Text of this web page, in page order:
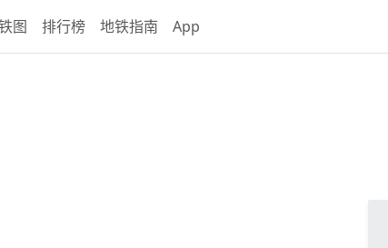
图 排行榜 地铁指南 App